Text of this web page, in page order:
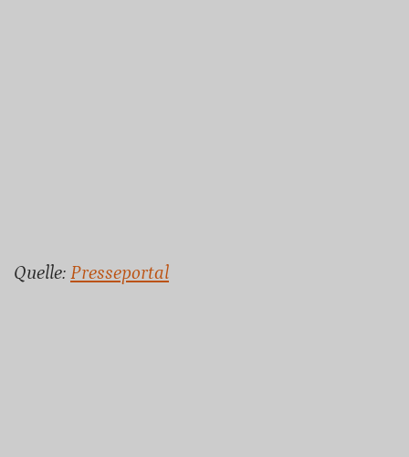
Quelle: Presseportal